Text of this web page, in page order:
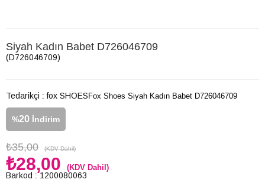
Siyah Kadın Babet D726046709
(D726046709)
Tedarikçi : fox SHOES
%20 İndirim
₺35,00 (KDV Dahil)
₺28,00 (KDV Dahil)
Barkod : 1200080063
Fox Shoes Siyah Kadın Babet D726046709